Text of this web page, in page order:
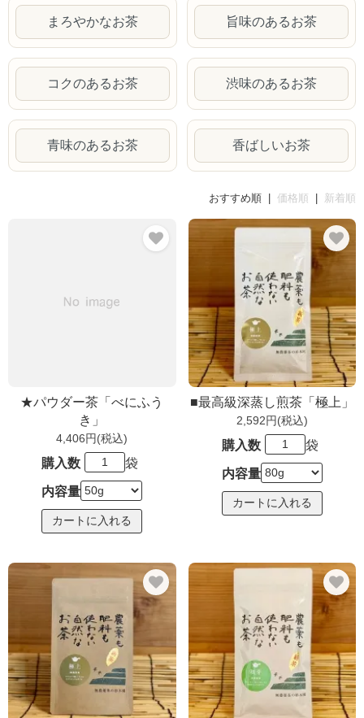
まろやかなお茶 旨味のあるお茶
コクのあるお茶 渋味のあるお茶
青味のあるお茶 香ばしいお茶
おすすめ順 | 価格順 新着順
★パウダー茶「べにふう
き」
4,406円(税込)
購入数 袋
内容量
■最高級深蒸し煎茶「極上」
2,592円(税込)
購入数 袋
内容量